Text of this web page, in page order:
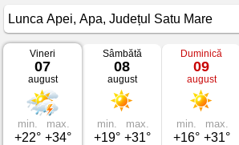
Vremea
Lunca
Apei
Apa,
Județul
Satu
Mare
Vineri
07
august
min.
+22°
max.
+34°
Sâmbătă
08
august
min.
+19°
max.
+31°
Duminică
09
august
min.
+16°
max.
+31°